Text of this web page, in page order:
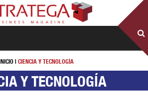
| CIENCIA Y TECNOLOGÍA
Y TECNOLOGÍA